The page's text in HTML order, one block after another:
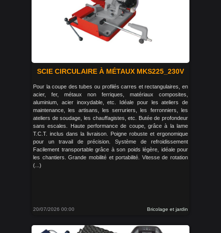
SCIE CIRCULAIRE À MÉTAUX MKS225_230V
Pour la coupe des tubes ou profilés carres et rectangulaires, en
acier, fer, métaux non ferriques, matériaux composites,
aluminium, acier inoxydable, etc. Idéale pour les ateliers de
maintenance, les artisans, les serruriers, les ferronniers, les
ateliers de soudage, les chauffagistes, etc. Butée de profondeur
sans escales. Haute performance de coupe, grâce à la lame
T.C.T. inclus dans la livraison. Poigne robuste et ergonomique
pour un travail de précision. Système de refroidissement
Facilement transportable grâce à son poids légère, idéale pour
les chantiers. Grande mobilité et portabilité. Vitesse de rotation
(...)
20/07/2026 00:00 Bricolage et jardin